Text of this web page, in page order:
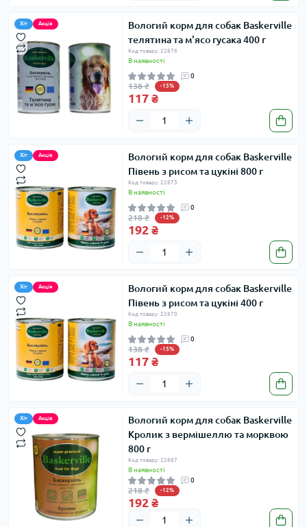
Хіт Акція
Вологий корм для собак Baskerville
телятина та м'ясо гусака 400 г
Код товару: 22676
В наявності
0
138 ₴ -15%
117 ₴
Хіт Акція
Вологий корм для собак Baskerville
Півень з рисом та цукіні 800 г
Код товару: 22673
В наявності
0
218 ₴ -12%
192 ₴
Хіт Акція
Вологий корм для собак Baskerville
Півень з рисом та цукіні 400 г
Код товару: 22670
В наявності
0
138 ₴ -15%
117 ₴
Хіт Акція
Вологий корм для собак Baskerville
Кролик з вермішеллю та морквою
800 г
Код товару: 22667
В наявності
0
218 ₴ -12%
192 ₴